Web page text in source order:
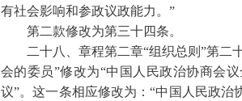
有社会影响和参政议政能力。”
第二款修改为第三十四条。
二十八、章程第二章“组织总则”第二十
会的委员”修改为“中国人民政治协商会
议”。这一条相应修改为：“中国人民政